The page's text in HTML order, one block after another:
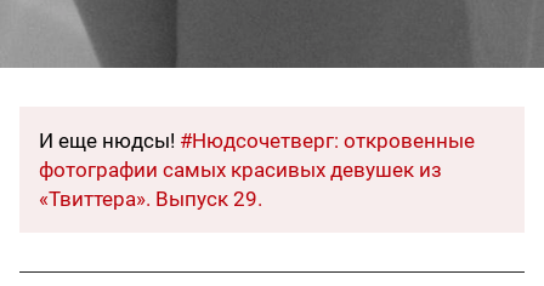
И еще нюдсы! #Нюдсочетверг: откровенные
фотографии самых красивых девушек из
«Твиттера». Выпуск 29.